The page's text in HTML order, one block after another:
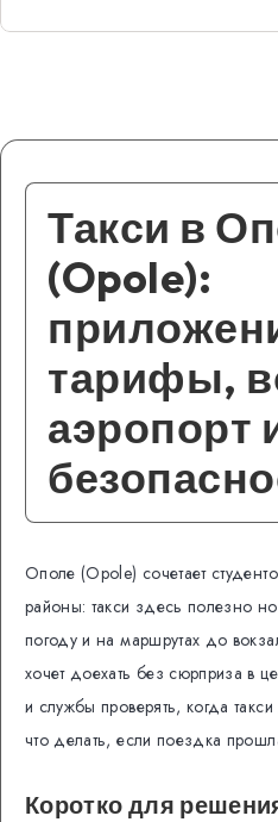
Такси в
(Opole):
тарифы,
аэропорт
Ополе (Opole) сочетает
районы: такси здесь полезно
погоду и на маршрутах до
хочет доехать без сюрприза в
и службы проверять, когда
что делать, если поездка
Коротко для